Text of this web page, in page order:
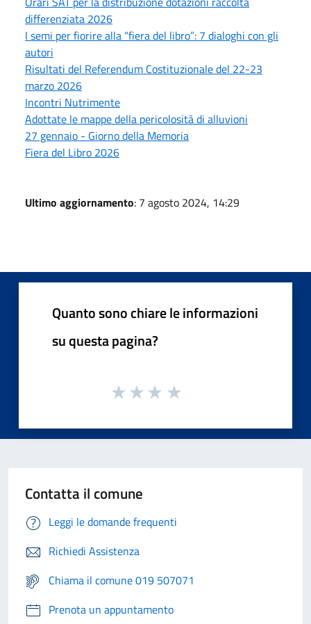
differenziata 2026
I semi per fiorire alla “fiera del libro”: 7 dialoghi con gli
autori
Risultati del Referendum Costituzionale del 22-23
marzo 2026
Incontri Nutrimente
Adottate le mappe della pericolosità di alluvioni
27 gennaio - Giorno della Memoria
Fiera del Libro 2026
Ultimo aggiornamento: 7 agosto 2024, 14:29
Quanto sono chiare le informazioni
su questa pagina?
Contatta il comune
Leggi le domande frequenti
Richiedi Assistenza
Chiama il comune 019 507071
Prenota un appuntamento